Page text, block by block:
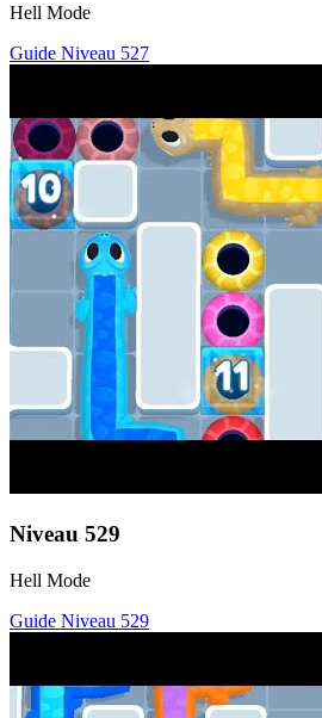
Hell Mode
Guide Niveau 527
Niveau 529
Hell Mode
Guide Niveau 529